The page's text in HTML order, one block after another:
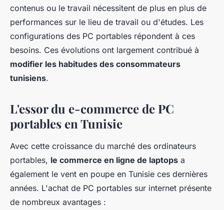
contenus ou le travail nécessitent de plus en plus de
performances sur le lieu de travail ou d'études. Les
configurations des PC portables répondent à ces
besoins. Ces évolutions ont largement contribué à
modifier les habitudes des consommateurs
tunisiens.
L'essor du e-commerce de PC
portables en Tunisie
Avec cette croissance du marché des ordinateurs
portables, le commerce en ligne de laptops a
également le vent en poupe en Tunisie ces dernières
années. L'achat de PC portables sur internet présente
de nombreux avantages :